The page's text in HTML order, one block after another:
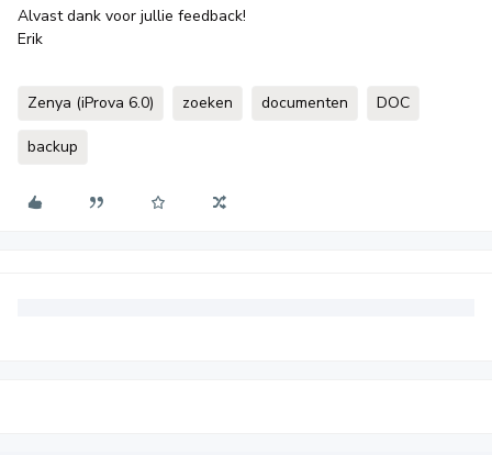
Alvast dank voor jullie feedback!
Erik
Zenya (iProva 6.0) zoeken documenten DOC
backup